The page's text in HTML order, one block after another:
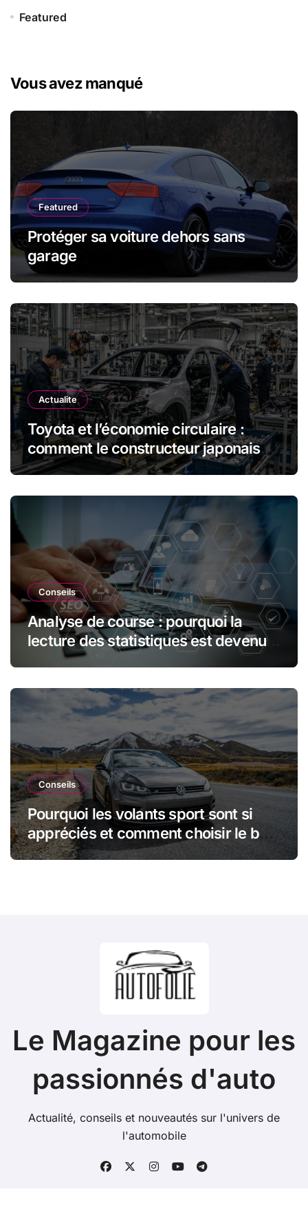
Featured
Vous avez manqué
Featured
Protéger sa voiture dehors sans
garage
Actualite
Toyota et l’économie circulaire :
comment le constructeur japonais
réduit les déchets et optimise les
Conseils
Analyse de course : pourquoi la
lecture des statistiques est devenue
essentielle en sport automobile
Conseils
Pourquoi les volants sport sont si
appréciés et comment choisir le bon
modèle
Le Magazine pour les
passionnés d'auto
Actualité, conseils et nouveautés sur l'univers de
l'automobile